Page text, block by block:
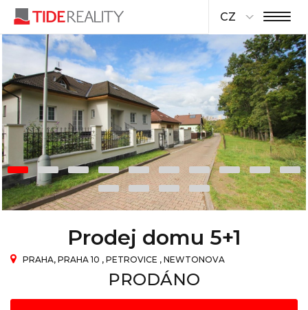
CZ
Prodej domu 5+1
PRAHA, PRAHA 10 , PETROVICE , NEWTONOVA
PRODÁNO